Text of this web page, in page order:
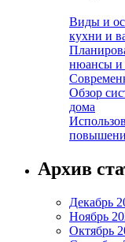
Виды и
кухни и
нюансы и
Обзор
дома
Архив
Декабрь
Ноябрь
Октябрь